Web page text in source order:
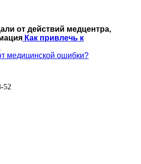
от действий медцентра,
Как привлечь к
медицинской ошибки?
52